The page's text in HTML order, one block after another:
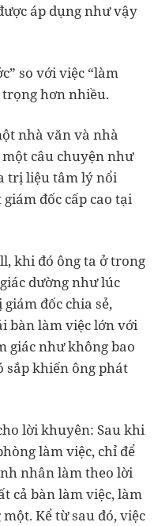
áp dụng như vậy
so với việc “làm
hơn nhiều.
nhà văn và nhà
câu chuyện như
trị liệu tâm lý nổi
đốc cấp cao tại
khi đó ông ta ở trong
dường như lúc
đốc chia sẻ,
bàn làm việc lớn với
giác như không bao
sắp khiến ông phát
lời khuyên: Sau khi
làm việc, chỉ để
nhân làm theo lời
cả bàn làm việc, làm
Kể từ sau đó, việc